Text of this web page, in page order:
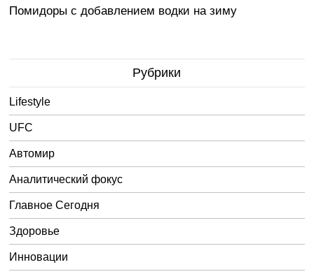
Помидоры с добавлением водки на зиму
Рубрики
Lifestyle
UFC
Автомир
Аналитический фокус
Главное Сегодня
Здоровье
Инновации